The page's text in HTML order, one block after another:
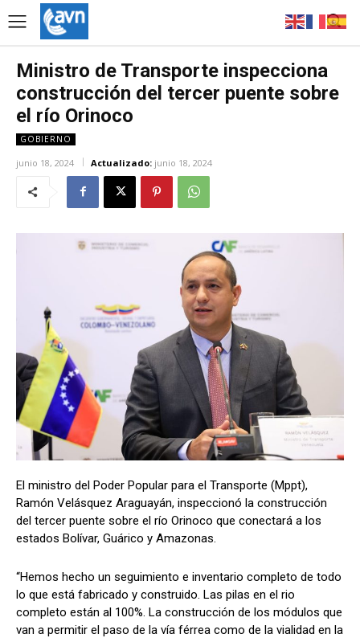
Ministro de Transporte inspecciona
construcción del tercer puente sobre
el río Orinoco
GOBIERNO
junio 18, 2024 Actualizado: junio 18, 2024
El ministro del Poder Popular para el Transporte (Mppt),
Ramón Velásquez Araguayán, inspeccionó la construcción
del tercer puente sobre el río Orinoco que conectará a los
estados Bolívar, Guárico y Amazonas.
“Hemos hecho un seguimiento e inventario completo de todo
lo que está fabricado y construido. Las pilas en el rio
completo están al 100%. La construcción de los módulos que
van a permitir el paso de la vía férrea como de la vialidad en la